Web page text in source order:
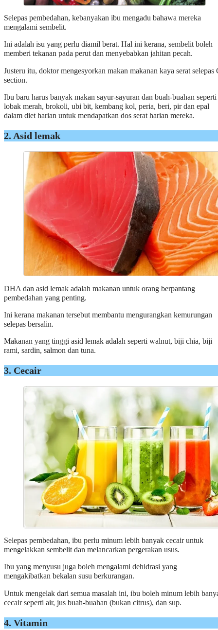
Selepas pembedahan, kebanyakan ibu mengadu bahawa mereka
mengalami sembelit.
Ini adalah isu yang perlu diamil berat. Hal ini kerana, sembelit boleh
memberi tekanan pada perut dan menyebabkan jahitan pecah.
Justeru itu, doktor mengesyorkan makan makanan kaya serat selepas
section.
Ibu baru harus banyak makan sayur-sayuran dan buah-buahan seperti
lobak merah, brokoli, ubi bit, kembang kol, peria, beri, pir dan epal
dalam diet harian untuk mendapatkan dos serat harian mereka.
2. Asid lemak
DHA dan asid lemak adalah makanan untuk orang berpantang
pembedahan yang penting.
Ini kerana makanan tersebut membantu mengurangkan kemurungan
selepas bersalin.
Makanan yang tinggi asid lemak adalah seperti walnut, biji chia, biji
rami, sardin, salmon dan tuna.
3. Cecair
Selepas pembedahan, ibu perlu minum lebih banyak cecair untuk
mengelakkan sembelit dan melancarkan pergerakan usus.
Ibu yang menyusu juga boleh mengalami dehidrasi yang
mengakibatkan bekalan susu berkurangan.
Untuk mengelak dari semua masalah ini, ibu boleh minum lebih
cecair seperti air, jus buah-buahan (bukan citrus), dan sup.
4. Vitamin